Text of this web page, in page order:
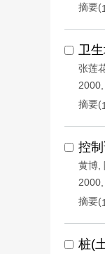
摘要(
卫
张莲
摘要(
控
黄博
摘要(
桩(